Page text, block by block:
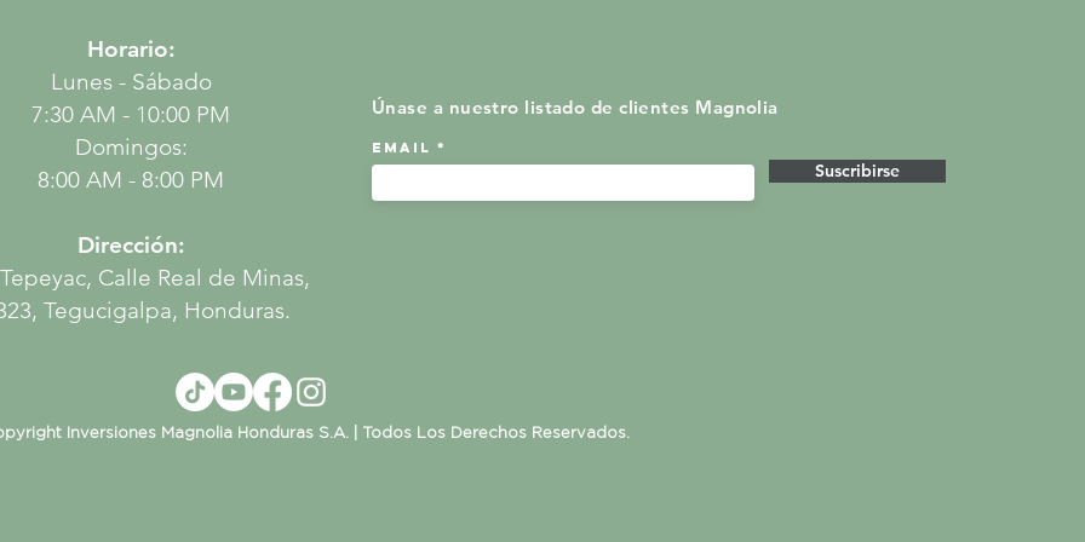
​Únase a nuestro listado de clientes Magnolia
Email
Suscribirse
Horario:
Lunes - Sábado
7:30 AM - 10:00 PM
Domingos:
8:00 AM - 8:00 PM
Dirección:
Calle Real de Minas,
Tegucigalpa, Honduras.
Inversiones Magnolia Honduras S.A. | Todos Los Derechos Reservados.